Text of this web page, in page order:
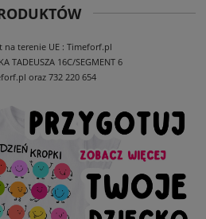
terenie UE : Timeforf.pl
TADEUSZA 16C/SEGMENT 6
oraz 732 220 654